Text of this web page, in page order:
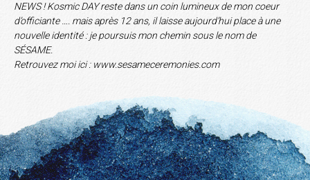
NEWS ! Kosmic DAY reste dans un coin lumineux de mon coeur
d’officiante …. mais après 12 ans, il laisse aujourd’hui place à une
nouvelle identité : je poursuis mon chemin sous le nom de
SÉSAME.
Retrouvez moi ici : www.sesameceremonies.com